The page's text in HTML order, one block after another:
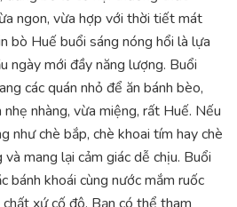
ngon, vừa hợp với thời tiết mát
bò Huế buổi sáng nóng hổi là lựa
ngày mới đầy năng lượng. Buổi
các quán nhỏ để ăn bánh bèo,
nhàng, vừa miệng, rất Huế. Nếu
như chè bắp, chè khoai tím hay chè
mang lại cảm giác dễ chịu. Buổi
bánh khoái cùng nước mắm ruốc